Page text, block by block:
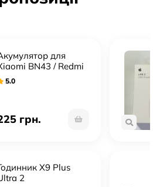
для
BN43 / Redmi
Note 4X
5.0
грн.
X9 Plus
2